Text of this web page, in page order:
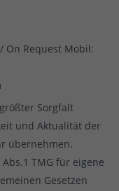
On Request Mobil:
Sorgfalt
und Aktualität der
übernehmen.
TMG für eigene
Gesetzen